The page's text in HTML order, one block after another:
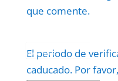
que comente.
El periodo de
caducado. Por
Politica–Términos.